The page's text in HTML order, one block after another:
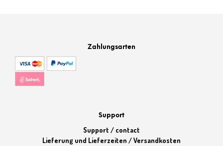
Zahlungsarten
Support
Support / contact
Lieferung und Lieferzeiten / Versandkosten